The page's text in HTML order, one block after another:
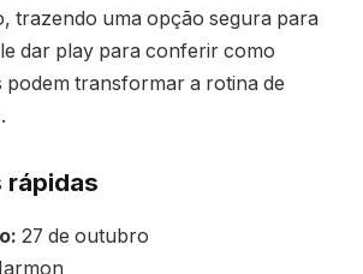
trazendo uma opção segura para
dar play para conferir como
podem transformar a rotina de
rápidas
27 de outubro